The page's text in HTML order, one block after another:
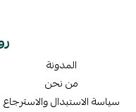
المدونة
من نحن
سياسة الاستبدال والاسترجاع